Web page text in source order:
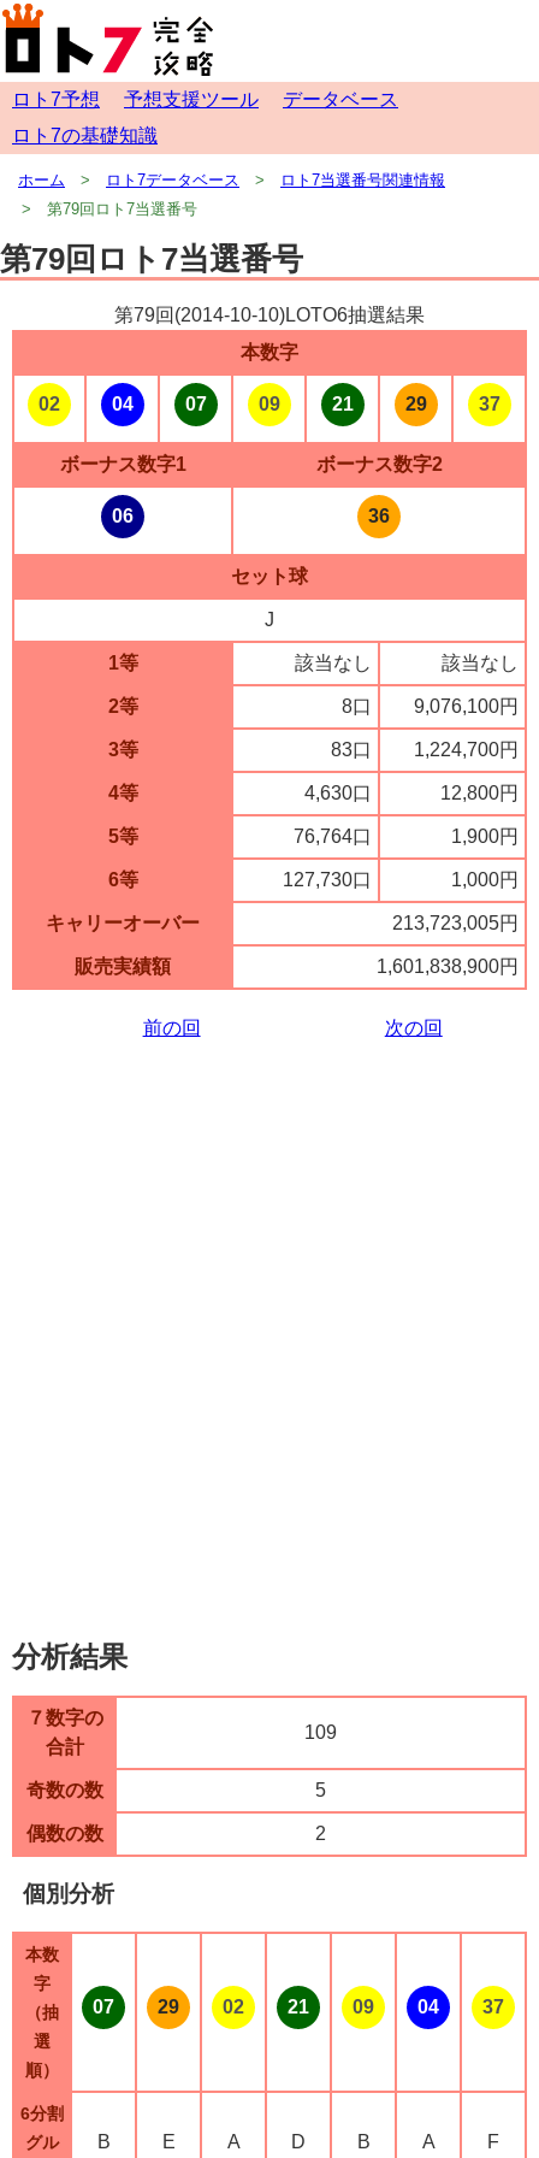
ロト7予想 予想支援ツール
データベース
ロト7の基礎知識
ホーム ロト7データベース
ロト7当選番号関連情報
第79回ロト7当選番号
第79回ロト7当選番号
第79回(2014-10-10)LOTO6抽選結果
本数字
02 04 07 09 21 29 37
ボーナス数字1 ボーナス数字2
06 36
セット球
J
1等 該当なし 該当なし
2等 8口 9,076,100円
3等 83口 1,224,700円
4等 4,630口 12,800円
5等 76,764口 1,900円
6等 127,730口 1,000円
キャリーオーバー 213,723,005円
販売実績額 1,601,838,900円
前の回 次の回
分析結果
７数字の
合計
109
奇数の数 5
偶数の数 2
個別分析
本数
字
（抽
選
順）
07 29 02 21 09 04 37
6分割
グル
B E A D B A F